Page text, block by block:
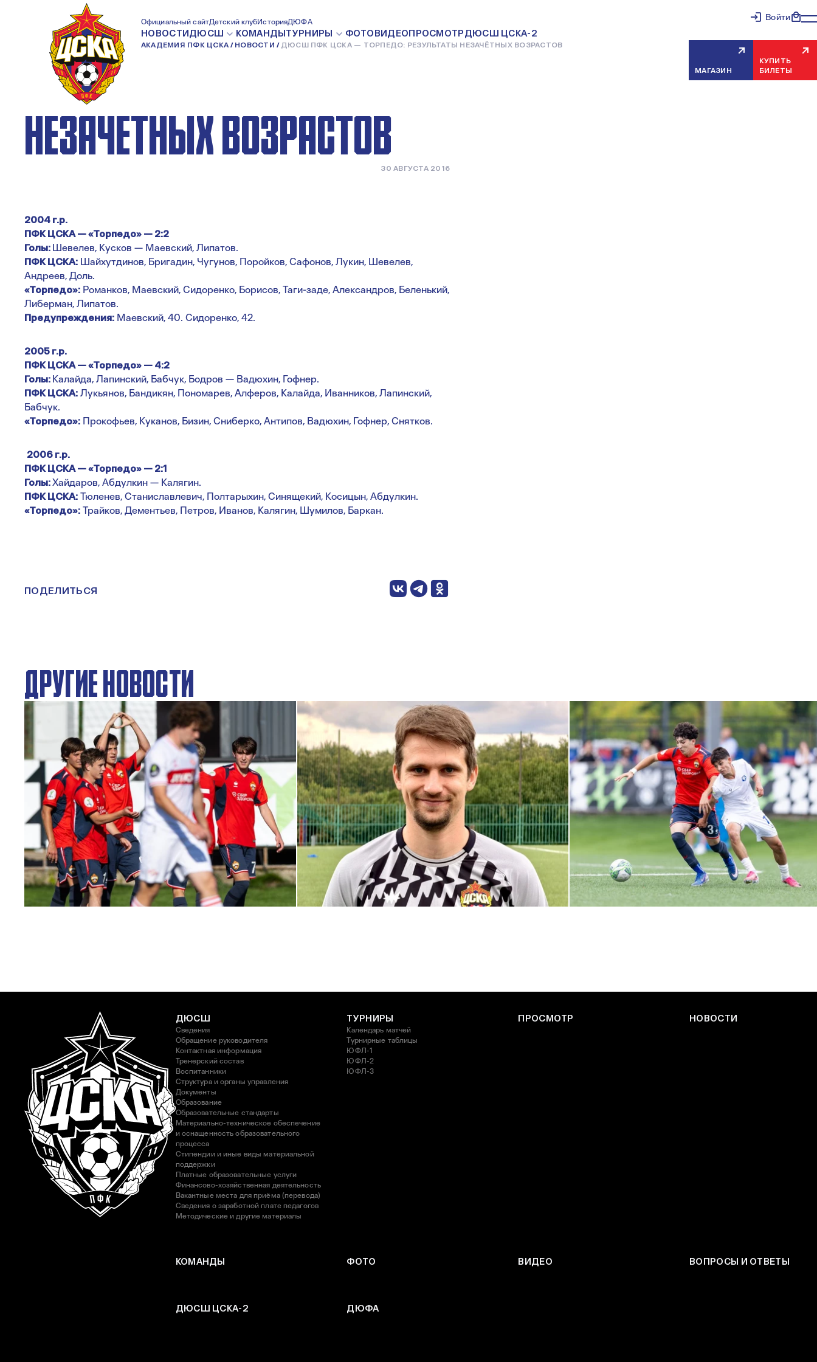
Официальный сайтДетский клубИсторияДЮФА
НОВОСТИДЮСШ КОМАНДЫТУРНИРЫ ФОТОВИДЕОПРОСМОТРДЮСШ ЦСКА-2
АКАДЕМИЯ ПФК ЦСКА НОВОСТИ ДЮСШ ПФК ЦСКА — ТОРПЕДО: РЕЗУЛЬТАТЫ НЕЗАЧЁТНЫХ ВОЗРАСТОВ
Войти
МАГАЗИН
КУПИТЬ
БИЛЕТЫ
ДЮСШ ПФК ЦСКА —
ТОРПЕДО: РЕЗУЛЬТАТЫ
НЕЗАЧЁТНЫХ ВОЗРАСТОВ
30 АВГУСТА 2016
2004 г.р.
ПФК ЦСКА — «Торпедо» — 2:2
Голы: Шевелев, Кусков — Маевский, Липатов.
ПФК ЦСКА: Шайхутдинов, Бригадин, Чугунов, Поройков, Сафонов, Лукин, Шевелев,
Андреев, Доль.
«Торпедо»: Романков, Маевский, Сидоренко, Борисов, Таги-заде, Александров, Беленький,
Либерман, Липатов.
Предупреждения: Маевский, 40. Сидоренко, 42.
2005 г.р.
ПФК ЦСКА — «Торпедо» — 4:2
Голы: Калайда, Лапинский, Бабчук, Бодров — Вадюхин, Гофнер.
ПФК ЦСКА: Лукьянов, Бандикян, Пономарев, Алферов, Калайда, Иванников, Лапинский,
Бабчук.
«Торпедо»: Прокофьев, Куканов, Бизин, Сниберко, Антипов, Вадюхин, Гофнер, Снятков.
2006 г.р.
ПФК ЦСКА — «Торпедо» — 2:1
Голы:Хайдаров, Абдулкин — Калягин.
ПФК ЦСКА: Тюленев, Станиславлевич, Полтарыхин, Синящекий, Косицын, Абдулкин.
«Торпедо»: Трайков, Дементьев, Петров, Иванов, Калягин, Шумилов, Баркан.
ПОДЕЛИТЬСЯ
ДРУГИЕ НОВОСТИ
ЮФЛ: Московское дерби на «Октябре»
3 АВГУСТА 2026 14:15
С возвращением в родной клуб, Антон Александрович!
27 ИЮЛЯ 2026 14:40
ЮФЛ: Армейцы приняли «Чертаново»
ДЮСШ
Сведения
Обращение руководителя
Контактная информация
Тренерский состав
Воспитанники
Структура и органы управления
Документы
Образование
Образовательные стандарты
Материально-техническое обеспечение
и оснащенность образовательного
процесса
Стипендии и иные виды материальной
поддержки
Платные образовательные услуги
Финансово-хозяйственная деятельность
Вакантные места для приёма (перевода)
Сведения о заработной плате педагогов
Методические и другие материалы
ТУРНИРЫ
Календарь матчей
Турнирные таблицы
ЮФЛ-1
ЮФЛ-2
ЮФЛ-3
ПРОСМОТР НОВОСТИ
КОМАНДЫ ФОТО ВИДЕО ВОПРОСЫ И ОТВЕТЫ
ДЮСШ ЦСКА-2 ДЮФА